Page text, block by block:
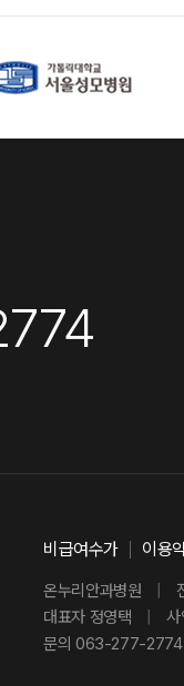
비급여수가 이용
온누리안과병원
대표자 정영택
문의 063-277-2774